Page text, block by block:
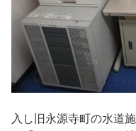
入し旧永源寺町の水道